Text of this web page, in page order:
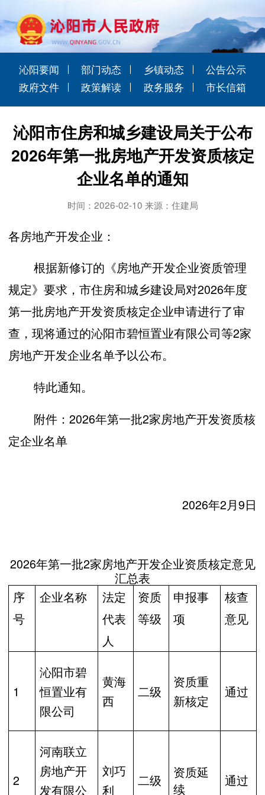
沁阳要闻 部门动态 乡镇动态
公告公示
政府文件
政策解读 政务服务 市长信箱
沁阳市住房和城乡建设局关于公布
2026年第一批房地产开发资质核定
企业名单的通知
时间：2026-02-10 来源：住建局
各房地产开发企业：
根据新修订的《房地产开发企业资质管理
规定》要求， 市住房和城乡建设局对2026年度
第一批房地产开发资质核定企业申请进行了审
查，现将通过的沁阳市碧恒置业有限公司等2家
房地产开发企业名单予以公布。
特此通知。
附件：2026年第一批2家房地产开发资质核
定企业名单
2026年2月9日
2026年第一批2家房地产开发企业资质核定意见
汇总表
序
号
企业名称 法定
代表
人
资质
等级
申报事
项
核查
意见
1
沁阳市碧
恒置业有
限公司
黄海
西
二级
资质重
新核定
通过
2
河南联立
房地产开
发有限公
刘巧
利
二级
资质延
续
通过